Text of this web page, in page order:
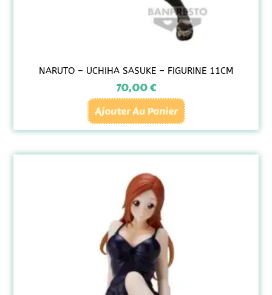
NARUTO – UCHIHA SASUKE – FIGURINE 11CM
70,00€
Ajouter Au Panier